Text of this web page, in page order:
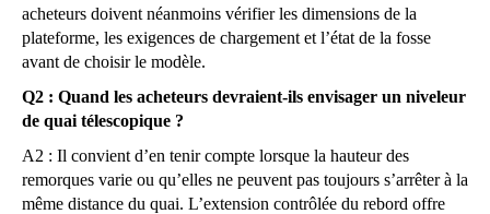
acheteurs doivent néanmoins vérifier les dimensions de la
plateforme, les exigences de chargement et l’état de la fosse
avant de choisir le modèle.
Q2 : Quand les acheteurs devraient-ils envisager un niveleur
de quai télescopique ?
A2 : Il convient d’en tenir compte lorsque la hauteur des
remorques varie ou qu’elles ne peuvent pas toujours s’arrêter à la
même distance du quai. L’extension contrôlée du rebord offre